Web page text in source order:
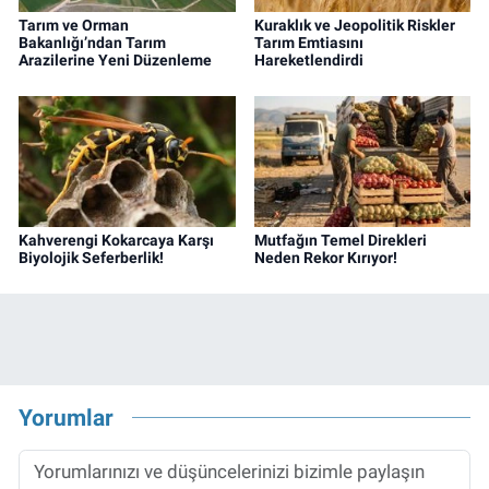
Tarım ve Orman
Bakanlığı’ndan Tarım
Arazilerine Yeni Düzenleme
Kuraklık ve Jeopolitik Riskler
Tarım Emtiasını
Hareketlendirdi
Kahverengi Kokarcaya Karşı
Biyolojik Seferberlik!
Mutfağın Temel Direkleri
Neden Rekor Kırıyor!
Yorumlar